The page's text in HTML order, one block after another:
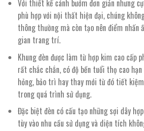
Với thiết kế cánh bướm đơn giản nhưng
phù hợp với nội thất hiện đại, chúng
thông thường mà còn tạo nên điểm nhấn
gian trang trí.
Khung đèn được làm từ hợp kim cao cấp
rất chắc chắn, có độ bền tuổi thọ cao
hỏng, bảo trì hay thay mới từ đó tiết
trong quá trình sử dụng.
Đặc biệt đèn có cấu tạo những sợi dây
tùy vào nhu cầu sử dụng và diện tích